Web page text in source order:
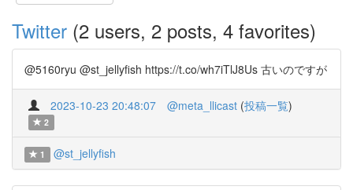
Twitter (2 users, 2 posts, 4 favorites)
@5160ryu @st_jellyfish https://t.co/wh7iTlJ8Us 古いのですが
2023-10-23 20:48:07 @meta_llicast (投稿一覧)
2
1 @st_jellyfish